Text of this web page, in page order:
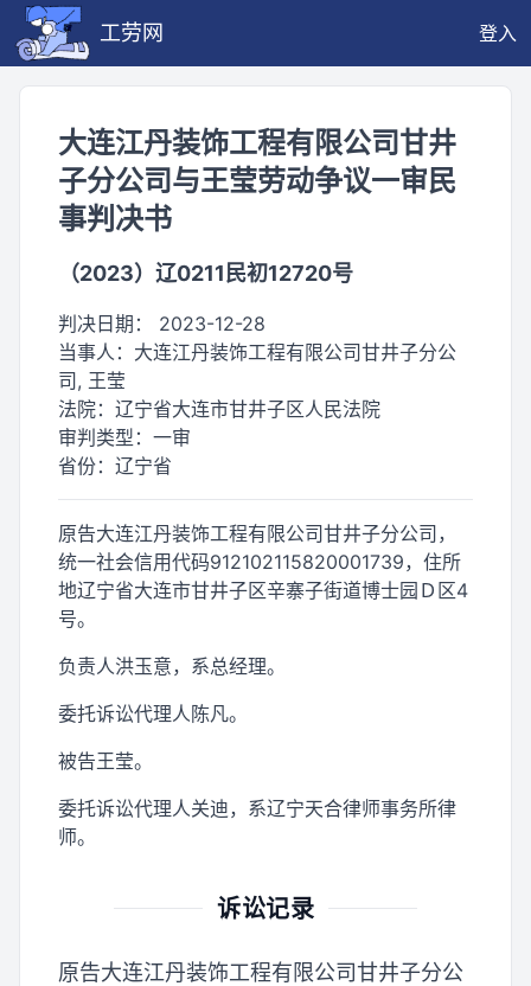
工劳网 登入
大连江丹装饰工程有限公司甘井
子分公司与王莹劳动争议一审民
事判决书
（2023）辽0211民初12720号
判决日期： 2023-12-28
当事人： 大连江丹装饰工程有限公司甘井子分公
司, 王莹
法院： 辽宁省大连市甘井子区人民法院
审判类型： 一审
省份： 辽宁省
原告大连江丹装饰工程有限公司甘井子分公司，
统一社会信用代码912102115820001739，住所
地辽宁省大连市甘井子区辛寨子街道博士园Ｄ区4
号。
负责人洪玉意，系总经理。
委托诉讼代理人陈凡。
被告王莹。
委托诉讼代理人关迪，系辽宁天合律师事务所律
师。
诉讼记录
原告大连江丹装饰工程有限公司甘井子分公